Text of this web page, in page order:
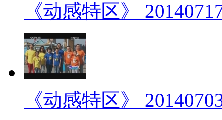
《动感特区》
《动感特区》